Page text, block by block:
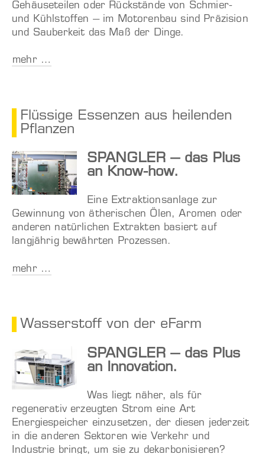
Gehäuseteilen oder Rückstände von Schmier-
und Kühlstoffen – im Motorenbau sind Präzision
und Sauberkeit das Maß der Dinge.
mehr …
Flüssige Essenzen aus heilenden
Pflanzen
SPANGLER – das Plus
an Know-how.
Eine Extraktionsanlage zur
Gewinnung von ätherischen Ölen, Aromen oder
anderen natürlichen Extrakten basiert auf
langjährig bewährten Prozessen.
mehr …
Wasserstoff von der eFarm
SPANGLER – das Plus
an Innovation.
Was liegt näher, als für
regenerativ erzeugten Strom eine Art
Energiespeicher einzusetzen, der diesen jederzeit
in die anderen Sektoren wie Verkehr und
Industrie bringt, um sie zu dekarbonisieren?